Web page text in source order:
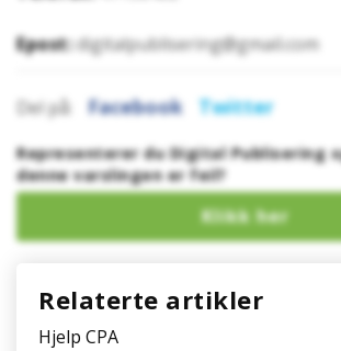
Epost:digitalpublisering@gmail.com
Del på: Facebook Twitter
Representerer du Digital Publisering
denne varslingen er feil?
Relaterte artikler
Hjelp CPA